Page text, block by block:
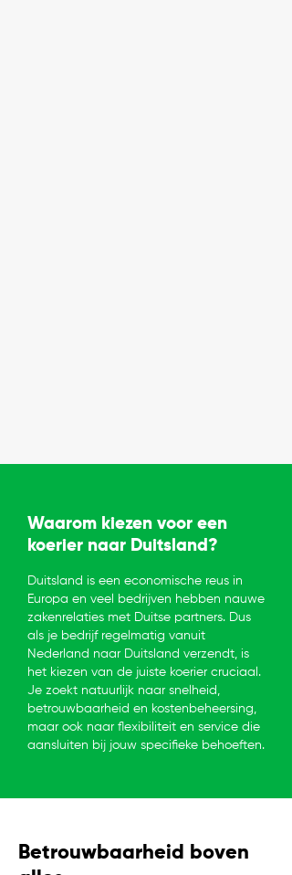
Waarom kiezen voor een
koerier naar Duitsland?
Duitsland is een economische reus in
Europa en veel bedrijven hebben nauwe
zakenrelaties met Duitse partners. Dus
als je bedrijf regelmatig vanuit
Nederland naar Duitsland verzendt, is
het kiezen van de juiste koerier cruciaal.
Je zoekt natuurlijk naar snelheid,
betrouwbaarheid en kostenbeheersing,
maar ook naar flexibiliteit en service die
aansluiten bij jouw specifieke behoeften.
Betrouwbaarheid boven